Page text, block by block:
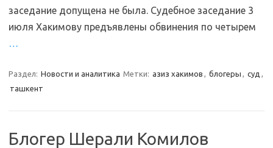
заседание допущена не была. Судебное заседание 3
июля Хакимову предъявлены обвинения по четырем
…
Раздел: Новости и аналитика Метки: азиз хакимов , блогеры , суд ,
ташкент
Блогер Шерали Комилов